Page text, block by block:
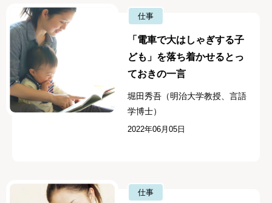
仕事
「電車で大はしゃぎする子
ども」を落ち着かせるとっ
ておきの一言
堀田秀吾（明治大学教授、言語
学博士）
2022年06月05日
仕事